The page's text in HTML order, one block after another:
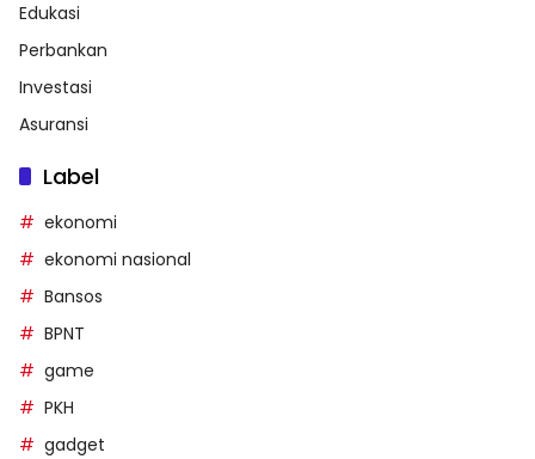
Edukasi
Perbankan
Investasi
Asuransi
Label
ekonomi
ekonomi nasional
Bansos
BPNT
game
PKH
gadget